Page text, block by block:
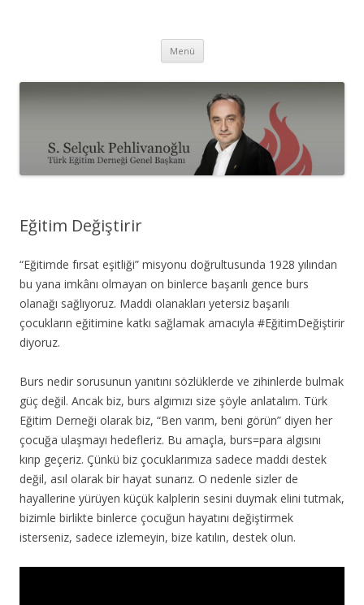
Menü İçeriğe
Eğitim Değiştirir
“Eğitimde fırsat eşitliği” misyonu doğrultusunda 1928 yılından
bu yana imkânı olmayan on binlerce başarılı gence burs
olanağı sağlıyoruz. Maddi olanakları yetersiz başarılı
çocukların eğitimine katkı sağlamak amacıyla #EğitimDeğiştirir
diyoruz.
Burs nedir sorusunun yanıtını sözlüklerde ve zihinlerde bulmak
güç değil. Ancak biz, burs algımızı size şöyle anlatalım. Türk
Eğitim Derneği olarak biz, “Ben varım, beni görün” diyen her
çocuğa ulaşmayı hedefleriz. Bu amaçla, burs=para algısını
kırıp geçeriz. Çünkü biz çocuklarımıza sadece maddi destek
değil, asıl olarak bir hayat sunarız. O nedenle sizler de
hayallerine yürüyen küçük kalplerin sesini duymak elini tutmak,
bizimle birlikte binlerce çocuğun hayatını değiştirmek
isterseniz, sadece izlemeyin, bize katılın, destek olun.